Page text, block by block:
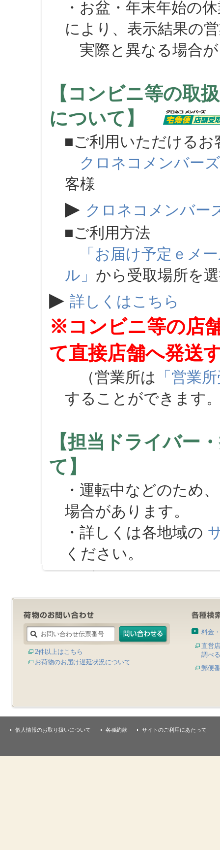
・お盆・年末年始の
により、表示結果の
実際と異なる場合が
【コンビニ等の取
について】
■ご利用いただけるお
クロネコメンバーズ
客様
▶ クロネコメンバー
■ご利用方法
「お届け予定ｅメ
ル」 から受取場所を
▶ 詳しくはこちら
※コンビニ等の店
て直接店舗へ発送
（営業所は 「営業
することができます
【担当ドライバー
て】
・運転中などのため
場合があります。
・詳しくは各地域の
ください。
2件以上はこちら
お荷物のお届け遅延状況について
料金
直営
調べる
郵便
個人情報のお取り扱いについて 各種約款 サイトのご利用にあたって